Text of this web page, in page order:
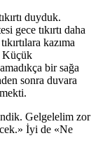
duyduk.
gece tıkırtı daha
kazıma
Küçük
bir sağa
sonra duvara
Gelgelelim zor
İyi de «Ne